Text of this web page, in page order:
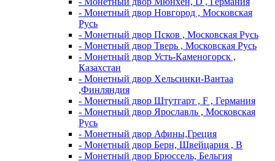
- Монетный двор Новгород , Московская
Русь
- Монетный двор Псков , Московская Русь
- Монетный двор Тверь , Московская Русь
- Монетный двор Усть-Каменогорск ,
Казахстан
- Монетный двор Хельсинки-Вантаа
,Финляндия
- Монетный двор Штутгарт , F , Германия
- Монетный двор Ярославль , Московская
Русь
- Монетный двор Афины,Греция
- Монетный двор Берн, Швейцария , В
- Монетный двор Брюссель, Бельгия